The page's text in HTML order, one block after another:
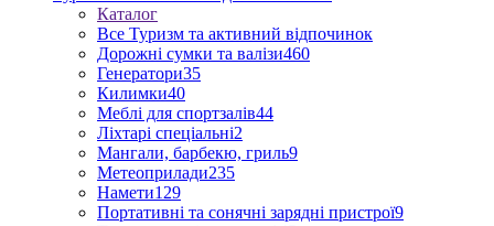
Каталог
Все Туризм та активний відпочинок
Дорожні сумки та валізи460
Генератори35
Килимки40
Меблі для спортзалів44
Ліхтарі спеціальні2
Мангали, барбекю, гриль9
Метеоприлади235
Намети129
Портативні та сонячні зарядні пристрої9